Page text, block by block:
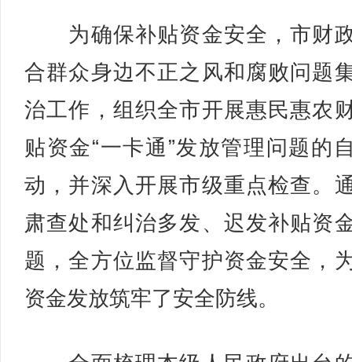
为确保补贴资金安全，市财
合群众身边不正之风和腐败问题
治工作，组织全市开展惠民惠农
贴资金“一卡通”发放管理问题的
动，并深入开展市级重点检查。
肃查处和纠治多发、迟发补贴资
题，全方位监督守护资金安全，
资金发放筑牢了安全防线。